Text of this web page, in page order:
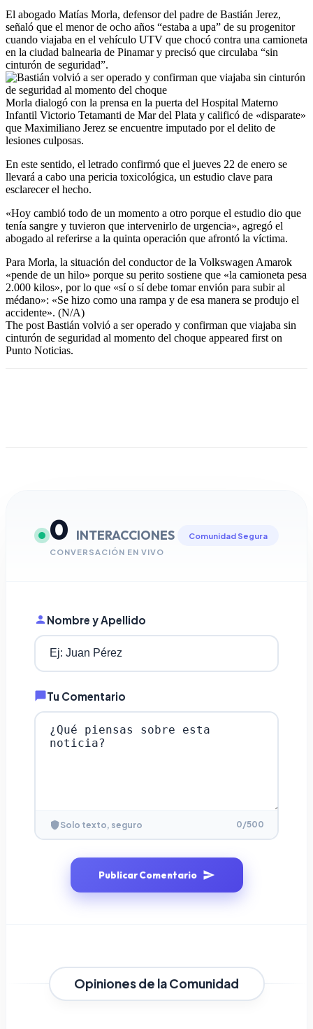
El abogado Matías Morla, defensor del padre de Bastián Jerez,
señaló que el menor de ocho años “estaba a upa” de su progenitor
cuando viajaba en el vehículo UTV que chocó contra una camioneta
en la ciudad balnearia de Pinamar y precisó que circulaba “sin
cinturón de seguridad”.
Morla dialogó con la prensa en la puerta del Hospital Materno
Infantil Victorio Tetamanti de Mar del Plata y calificó de «disparate»
que Maximiliano Jerez se encuentre imputado por el delito de
lesiones culposas.
En este sentido, el letrado confirmó que el jueves 22 de enero se
llevará a cabo una pericia toxicológica, un estudio clave para
esclarecer el hecho.
«Hoy cambió todo de un momento a otro porque el estudio dio que
tenía sangre y tuvieron que intervenirlo de urgencia», agregó el
abogado al referirse a la quinta operación que afrontó la víctima.
Para Morla, la situación del conductor de la Volkswagen Amarok
«pende de un hilo» porque su perito sostiene que «la camioneta pesa
2.000 kilos», por lo que «sí o sí debe tomar envión para subir al
médano»: «Se hizo como una rampa y de esa manera se produjo el
accidente». (N/A)
The post Bastián volvió a ser operado y confirman que viajaba sin
cinturón de seguridad al momento del choque appeared first on
Punto Noticias.
0 INTERACCIONES
CONVERSACIÓN EN VIVO
Comunidad Segura
Nombre y Apellido
Tu Comentario
Solo texto, seguro 0/500
Publicar Comentario
Opiniones de la Comunidad